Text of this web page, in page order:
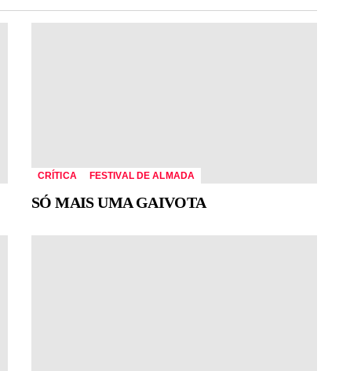
CRÍTICA FESTIVAL DE ALMADA
SÓ MAIS UMA GAIVOTA